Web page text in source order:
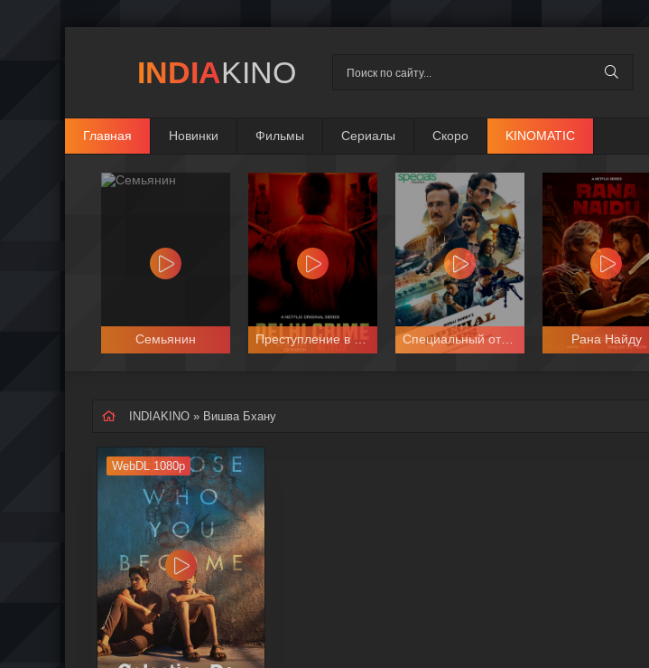
INDIAKINO
Главная Новинки Фильмы Сериалы Скоро KINOMATIC
Семьянин Специальный отряд Рана Найду
INDIAKINO » Вишва Бхану
WebDL 1080p